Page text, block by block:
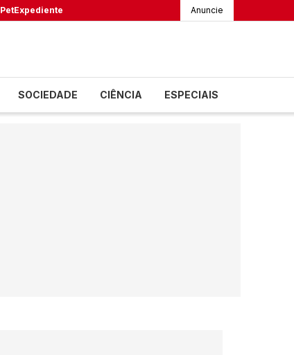
PetExpediente Anuncie
SOCIEDADE CIÊNCIA ESPECIAIS